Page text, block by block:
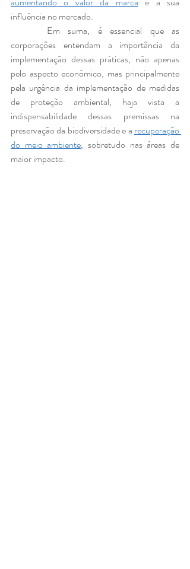
influência no mercado.
corporações entendam a importância da
implementação dessas práticas, não apenas
pelo aspecto econômico, mas principalmente
pela urgência da implementação de medidas
de proteção ambiental, haja vista a
indispensabilidade dessas premissas na
preservação da biodiversidade e a recuperação
do meio ambiente, sobretudo nas áreas de
maior impacto.